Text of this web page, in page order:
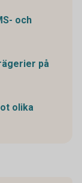
och
på
olika